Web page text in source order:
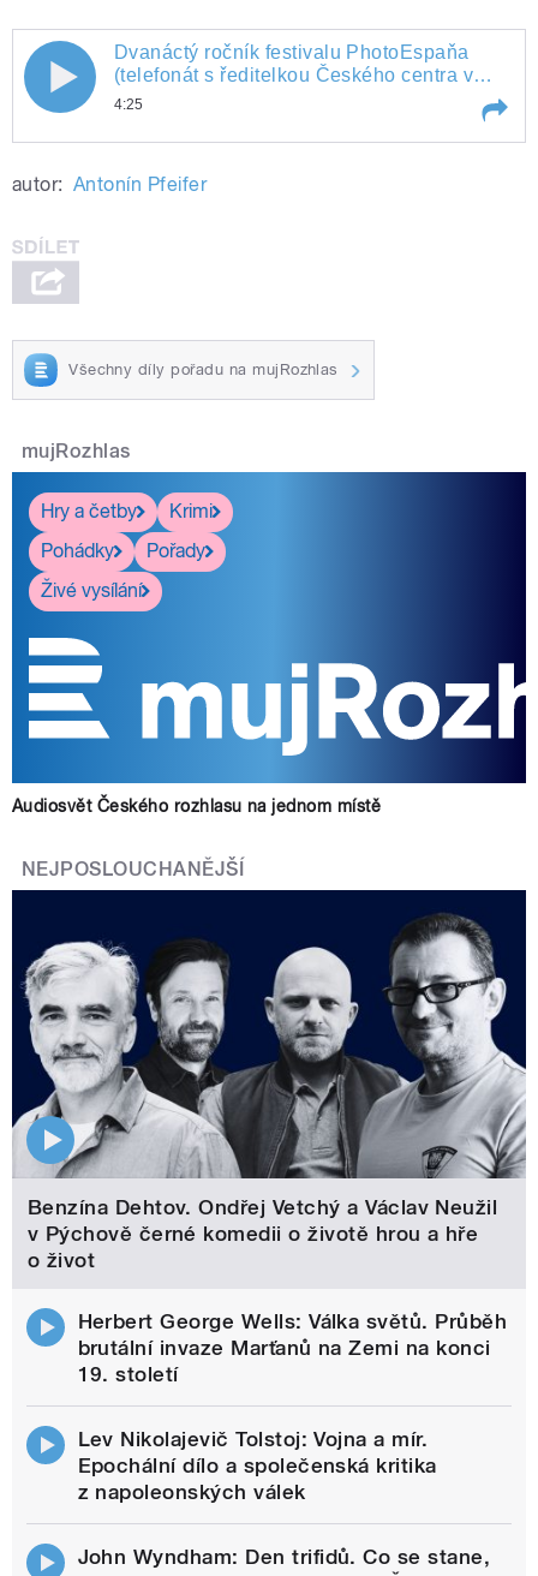
Dvanáctý ročník festivalu PhotoEspaňa
(telefonát s ředitelkou Českého centra
v Madridu Adrianou Krásovou)
pause
Dvanáctý ročník festivalu PhotoEspaňa
(telefonát s ředitelkou Českého centra v
Madridu Adrianou Krásovou)
4:25
(telefonát s ředitelkou Českého centra v
autor: Antonín Pfeifer
Všechny díly pořadu na mujRozhlas
mujRozhlas
Hry a četby
Krimi
Pohádky
Pořady
Živé vysílání
Audiosvět Českého rozhlasu na jednom místě
NEJPOSLOUCHANĚJŠÍ
Benzína Dehtov. Ondřej Vetchý a Václav Neužil
v Pýchově černé komedii o životě hrou a hře
o život
Herbert George Wells: Válka světů. Průběh
brutální invaze Marťanů na Zemi na konci
19. století
Lev Nikolajevič Tolstoj: Vojna a mír.
Epochální dílo a společenská kritika
z napoleonských válek
John Wyndham: Den trifidů. Co se stane,